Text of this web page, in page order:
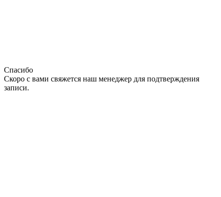
Спасибо
Скоро с вами свяжется наш менеджер для подтверждения
записи.